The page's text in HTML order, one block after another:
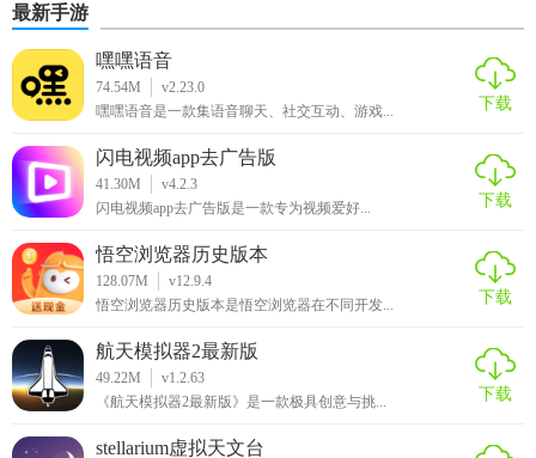
对于追求高品质、无广告漫画阅读体验的用户来说，漫世界
App是一个理想的选择。它不仅提供了丰富的漫画资源和便捷
的搜索功能，还注重用户的阅读体验和隐私保护。无论是漫
最新手游
嘿嘿语音
74.54M
v2.23.0
嘿嘿语音是一款集语音聊天、社交互动、游戏...
下载
闪电视频app去广告版
41.30M
v4.2.3
闪电视频app去广告版是一款专为视频爱好...
下载
悟空浏览器历史版本
128.07M
v12.9.4
悟空浏览器历史版本是悟空浏览器在不同开发...
下载
航天模拟器2最新版
49.22M
v1.2.63
《航天模拟器2最新版》是一款极具创意与挑...
下载
stellarium虚拟天文台